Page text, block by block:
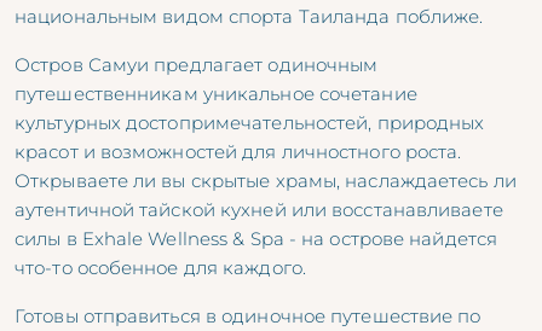
национальным видом спорта Таиланда поближе.
Остров Самуи предлагает одиночным
путешественникам уникальное сочетание
культурных достопримечательностей, природных
красот и возможностей для личностного роста.
Открываете ли вы скрытые храмы, наслаждаетесь ли
аутентичной тайской кухней или восстанавливаете
силы в Exhale Wellness & Spa - на острове найдется
что-то особенное для каждого.
Готовы отправиться в одиночное путешествие по